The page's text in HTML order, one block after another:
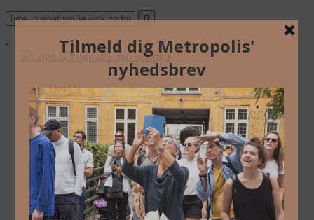
Om Os
Blog
Arkiv
Nyhedsbrev
Kalender
Kontakt
Dansk
Om Os
Blog